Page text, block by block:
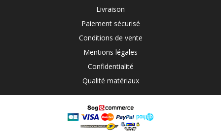
Livraison
Paiement sécurisé
Conditions de vente
Mentions légales
Confidentialité
Qualité matériaux